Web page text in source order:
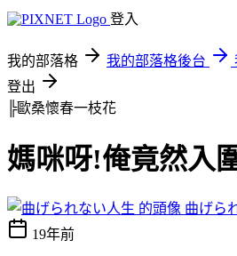
登入
我的部落格 我的部落格後台
登出
╠歐桑懷春一枝花
媽咪呀!俺竟然入
曲げら
19年前